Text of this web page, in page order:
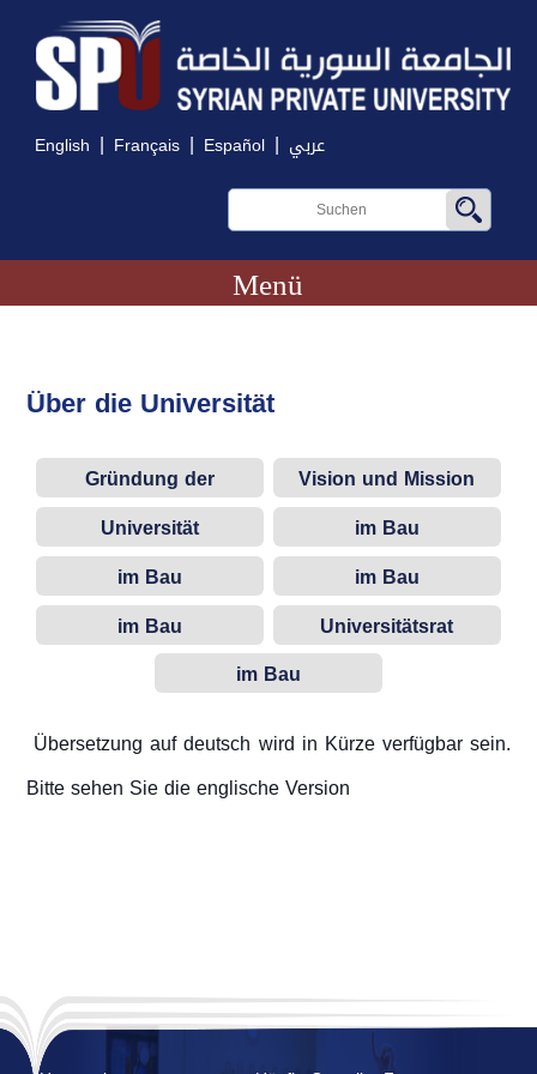
English | Français | Español | عربي
Menü
Über die Universität
Gründung der
Universität
Vision und Mission
Universität
Eigenshaften
im Bau
im Bau
im Bau
im Bau
Universitätsrat
im Bau
Übersetzung auf deutsch wird in Kürze verfügbar sein.
Bitte sehen Sie die englische Version